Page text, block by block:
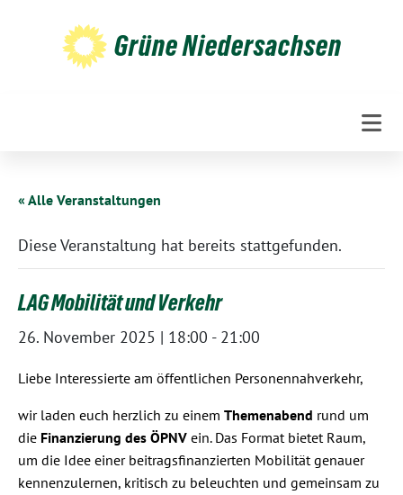
Grüne Niedersachsen
« Alle Veranstaltungen
Diese Veranstaltung hat bereits stattgefunden.
LAG Mobilität und Verkehr
26. November 2025 | 18:00 - 21:00
Liebe Interessierte am öffentlichen Personennahverkehr,
wir laden euch herzlich zu einem Themenabend rund um
die Finanzierung des ÖPNV ein. Das Format bietet Raum,
um die Idee einer beitragsfinanzierten Mobilität genauer
kennenzulernen, kritisch zu beleuchten und gemeinsam zu